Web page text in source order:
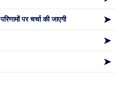
पर चर्चा की जाएगी